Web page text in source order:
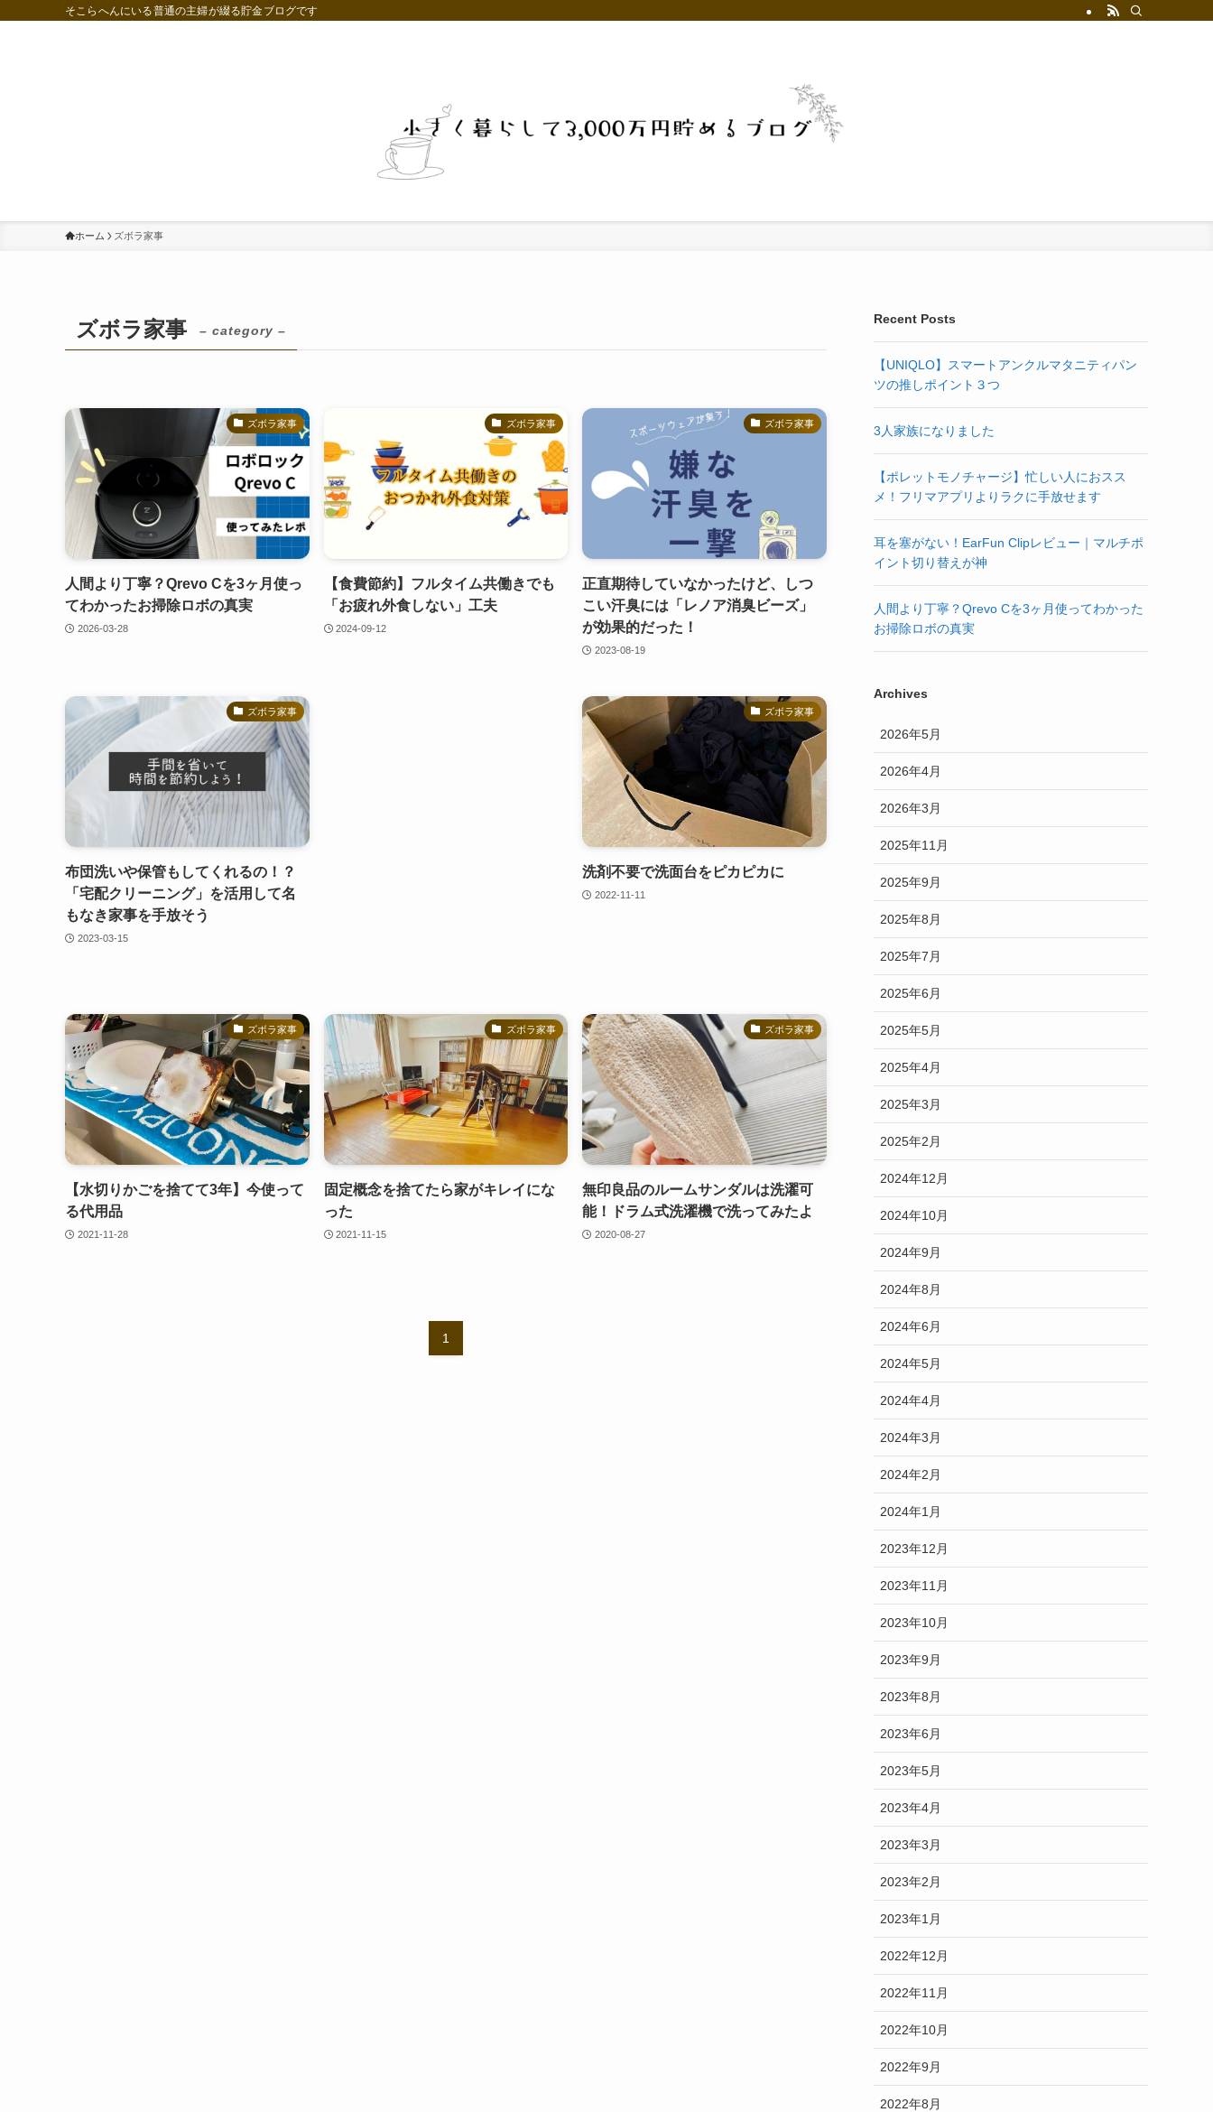
そこらへんにいる普通の主婦が綴る貯金ブログです
ホーム ズボラ家事
ズボラ家事 – category –
ズボラ家事
人間より丁寧？Qrevo Cを3ヶ月使っ
てわかったお掃除ロボの真実
2026-03-28
ズボラ家事
【食費節約】フルタイム共働きでも
「お疲れ外食しない」工夫
2024-09-12
ズボラ家事
正直期待していなかったけど、しつ
こい汗臭には「レノア消臭ビーズ」
が効果的だった！
2023-08-19
ズボラ家事
布団洗いや保管もしてくれるの！？
「宅配クリーニング」を活用して名
もなき家事を手放そう
2023-03-15
ズボラ家事
洗剤不要で洗面台をピカピカに
2022-11-11
ズボラ家事
【水切りかごを捨てて3年】今使って
る代用品
2021-11-28
ズボラ家事
固定概念を捨てたら家がキレイにな
った
2021-11-15
ズボラ家事
無印良品のルームサンダルは洗濯可
能！ドラム式洗濯機で洗ってみたよ
2020-08-27
1
Recent Posts
【UNIQLO】スマートアンクルマタニティパン
ツの推しポイント３つ
3人家族になりました
【ポレットモノチャージ】忙しい人におスス
メ！フリマアプリよりラクに手放せます
耳を塞がない！EarFun Clipレビュー｜マルチポ
イント切り替えが神
人間より丁寧？Qrevo Cを3ヶ月使ってわかった
お掃除ロボの真実
Archives
2026年5月
2026年4月
2026年3月
2025年11月
2025年9月
2025年8月
2025年7月
2025年6月
2025年5月
2025年4月
2025年3月
2025年2月
2024年12月
2024年10月
2024年9月
2024年8月
2024年6月
2024年5月
2024年4月
2024年3月
2024年2月
2024年1月
2023年12月
2023年11月
2023年10月
2023年9月
2023年8月
2023年6月
2023年5月
2023年4月
2023年3月
2023年2月
2023年1月
2022年12月
2022年11月
2022年10月
2022年9月
2022年8月